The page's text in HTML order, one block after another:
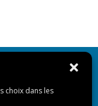
choix dans les